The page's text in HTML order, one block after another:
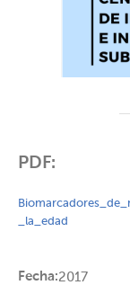
PDF:
_la_edad
Fecha:2017